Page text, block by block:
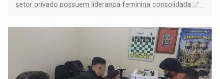
setor privado possuem liderança feminina consolidada